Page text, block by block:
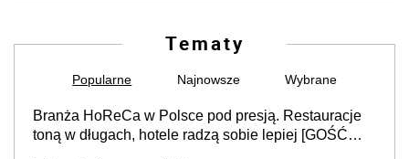
Tematy
Popularne Najnowsze Wybrane
Branża HoReCa w Polsce pod presją. Restauracje
toną w długach, hotele radzą sobie lepiej [GOŚĆ